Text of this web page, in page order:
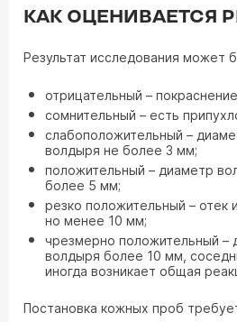
КАК ОЦЕНИВАЕТСЯ
Результат исследования может
отрицательный –
сомнительный – есть
слабоположительный –
волдыря не более 3 мм;
положительный – диаметр
более 5 мм;
резко положительный – отек
но менее 10 мм;
чрезмерно положительный –
волдыря более 10 мм,
иногда возникает общая
Постановка кожных проб